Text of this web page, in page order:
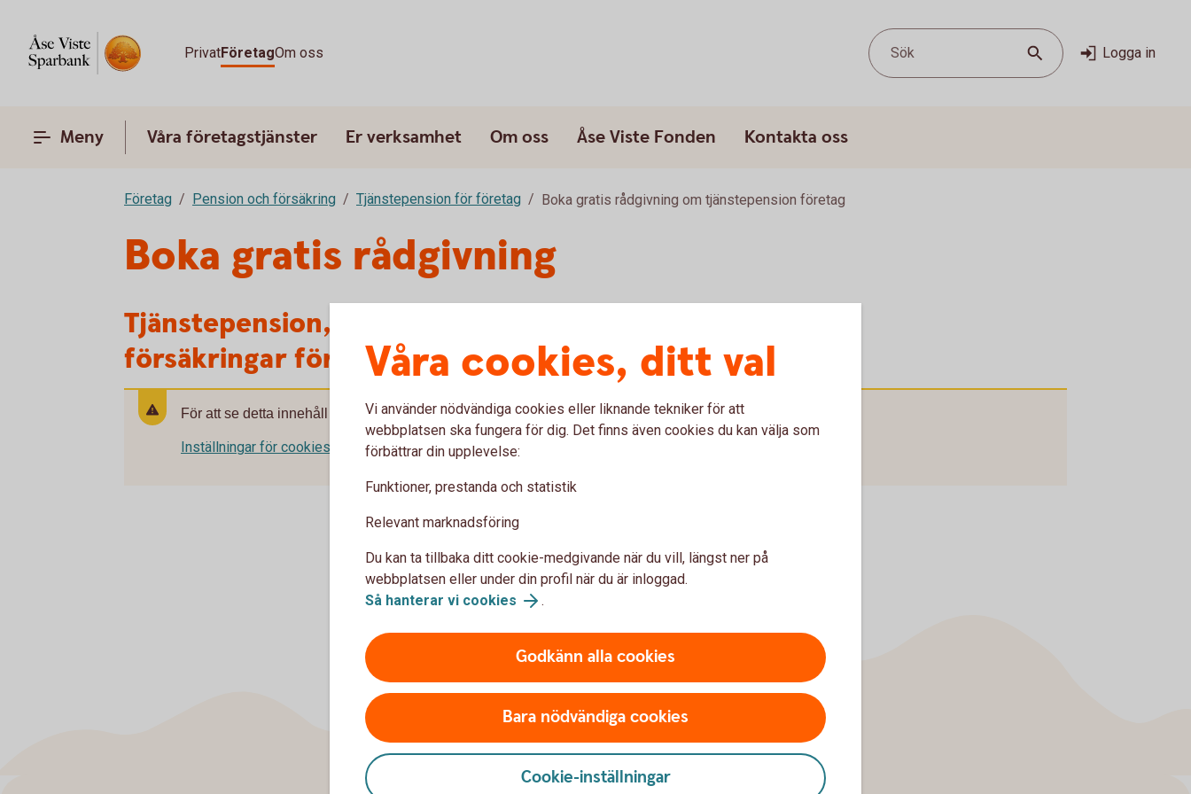
PrivatFöretagOm oss Sök Logga in
Meny Våra företagstjänster Er verksamhet Om oss Åse Viste Fonden Kontakta oss
Företag Pension och försäkring Tjänstepension för företag Boka gratis rådgivning om tjänstepension företag
Boka gratis rådgivning
Tjänstepension, pensionssparande och
försäkringar för företag
För att se detta innehåll behöver du först godkänna cookies för Funktioner, prestanda och statistik.
Inställningar för cookies
Våra cookies, ditt val
Vi använder nödvändiga cookies eller liknande tekniker för att
webbplatsen ska fungera för dig. Det finns även cookies du kan välja som
förbättrar din upplevelse:
Funktioner, prestanda och statistik
Relevant marknadsföring
Du kan ta tillbaka ditt cookie-medgivande när du vill, längst ner på
webbplatsen eller under din profil när du är inloggad.
Så hanterar vi cookies
.
Godkänn alla cookies
Bara nödvändiga cookies
Cookie-inställningar